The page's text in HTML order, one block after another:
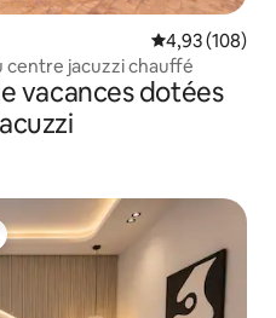
Évaluation
4,93 (108)
centre jacuzzi chauffé
vacances dotées
plus appréciés